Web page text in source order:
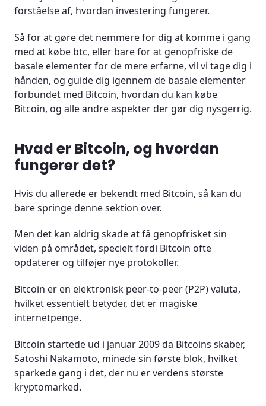
Bitcoin?
Hvad er de forskellige metoder, man kan betale for
Bitcoin med?
Hvad er forskellen på at købe Bitcoin hos en børs
Skal man betale skat af sine Bitcoin-profitter?
Er det en god eller dårlig idé at investere i Bitcoin?
Hvordan ser fremtiden ud for Bitcoins
prisudvikling?
Hvordan forholder Bitcoins udbud og efterspørgsel
sig?
Taproot-opgraderingen
Udfordringer for Bitcoins fremtid
Ofte stillede spørgsmål (FAQ)
forståelse af, hvordan investering fungerer.
Så for at gøre det nemmere for dig at komme i gang
med at købe btc, eller bare for at genopfriske de
basale elementer for de mere erfarne, vil vi tage dig i
hånden, og guide dig igennem de basale elementer
forbundet med Bitcoin, hvordan du kan købe
Bitcoin, og alle andre aspekter der gør dig nysgerrig.
Hvad er Bitcoin, og hvordan
fungerer det?
Hvis du allerede er bekendt med Bitcoin, så kan du
bare springe denne sektion over.
Men det kan aldrig skade at få genopfrisket sin
viden på området, specielt fordi Bitcoin ofte
opdaterer og tilføjer nye protokoller.
Bitcoin er en elektronisk peer-to-peer (P2P) valuta,
hvilket essentielt betyder, det er magiske
internetpenge.
Bitcoin startede ud i januar 2009 da Bitcoins skaber,
Satoshi Nakamoto, minede sin første blok, hvilket
sparkede gang i det, der nu er verdens største
kryptomarked.